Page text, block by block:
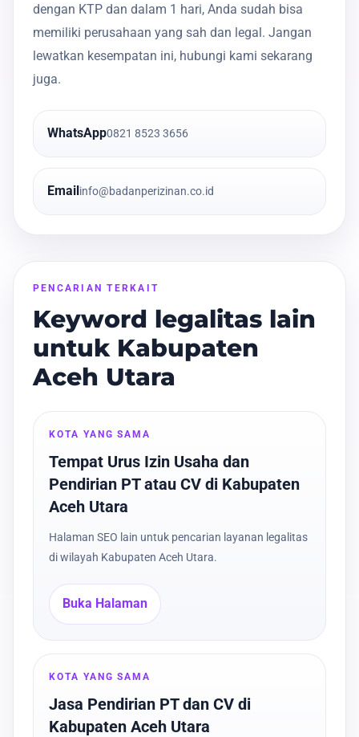
dengan KTP dan dalam 1 hari, Anda sudah bisa
memiliki perusahaan yang sah dan legal. Jangan
lewatkan kesempatan ini, hubungi kami sekarang
juga.
WhatsApp0821 8523 3656
Email info@badanperizinan.co.id
PENCARIAN TERKAIT
Keyword legalitas lain
untuk Kabupaten
Aceh Utara
KOTA YANG SAMA
Tempat Urus Izin Usaha dan
Pendirian PT atau CV di Kabupaten
Aceh Utara
Halaman SEO lain untuk pencarian layanan legalitas
di wilayah Kabupaten Aceh Utara.
Buka Halaman
KOTA YANG SAMA
Jasa Pendirian PT dan CV di
Kabupaten Aceh Utara